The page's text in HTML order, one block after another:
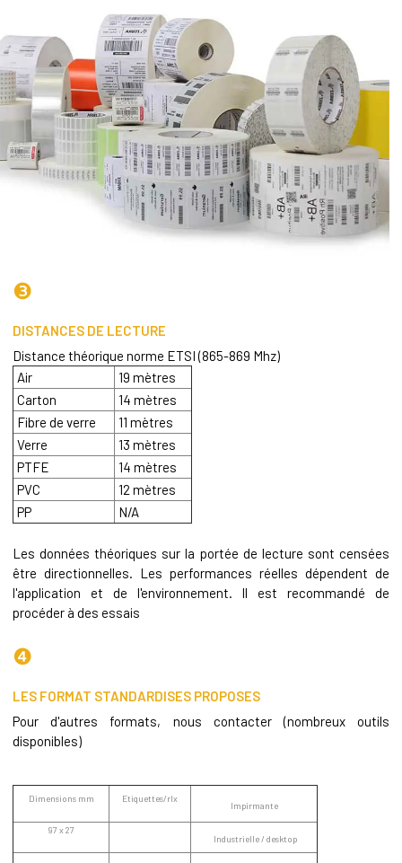
❸
DISTANCES DE LECTURE
Distance théorique norme ETSI (865-869 Mhz)
Air
19 mètres
Carton
14 mètres
Fibre de verre
11 mètres
Verre
13 mètres
PTFE
14 mètres
PVC
12 mètres
PP
N/A
Les données théoriques sur la portée de lecture sont censées
être directionnelles. Les performances réelles dépendent de
l'application et de l'environnement. Il est recommandé de
procéder à des essais
❹
LES FORMAT STANDARDISES PROPOSES
Pour d'autres formats, nous contacter (nombreux outils
disponibles)
Dimensions mm Etiquettes/rlx
Impirmante
97 x 27
Industrielle / desktop